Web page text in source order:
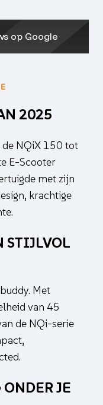
op Google
2025
de NQiX 150 tot
E-Scooter
met zijn
krachtige
STIJLVOL
Met
van 45
de NQi-serie
JE